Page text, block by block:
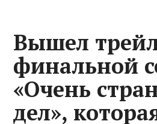
Вышел
финальной
«Очень
дел»,